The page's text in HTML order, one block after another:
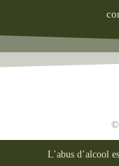
©
L’abus d’alcool